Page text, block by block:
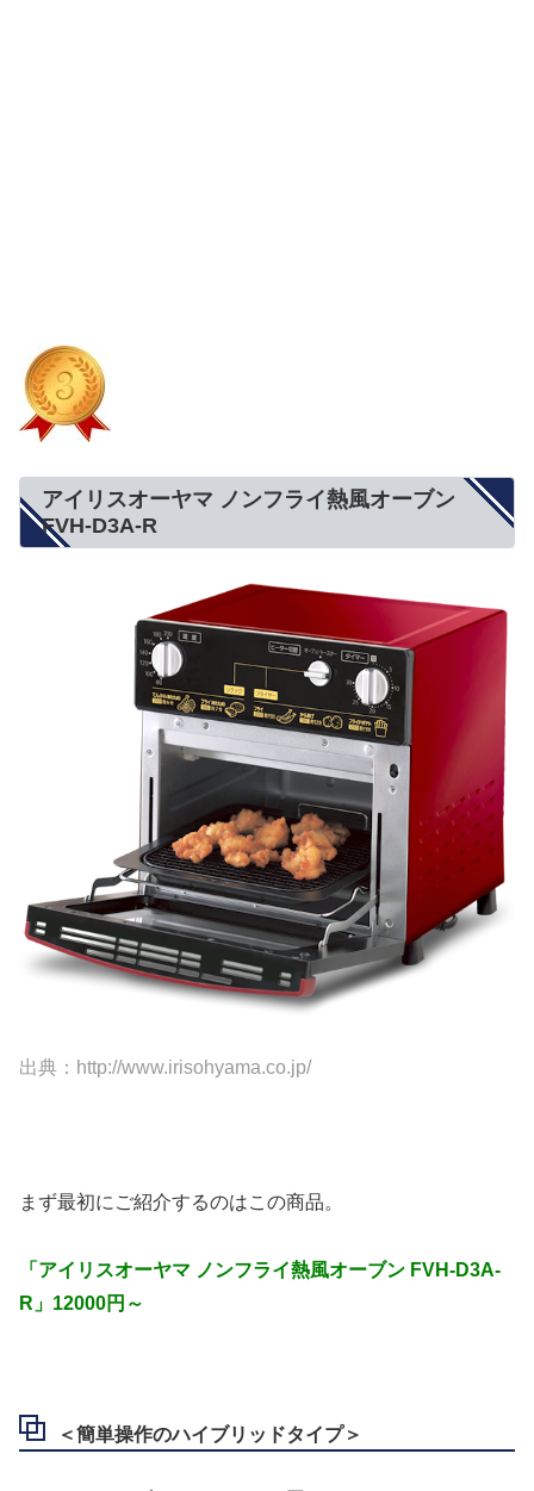
アイリスオーヤマ ノンフライ熱風オーブン
FVH-D3A-R
出典：http://www.irisohyama.co.jp/
まず最初にご紹介するのはこの商品。
「アイリスオーヤマ ノンフライ熱風オーブン FVH-D3A-
R」12000円～
＜簡単操作のハイブリッドタイプ＞